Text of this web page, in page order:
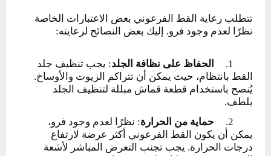
تتطلب رعاية القط الفرعوني بعض الاعتبارات الخاصة
نظرًا لعدم وجود فرو. إليك بعض النصائح لرعايته:
1. الحفاظ على نظافة الجلد: يجب تنظيف جلد
القط بانتظام، حيث يمكن أن تتراكم الزيوت والأوساخ.
يُنصح باستخدام قطعة قماش مبللة لتنظيف الجلد
بلطف.
2.
حماية من الحرارة: نظرًا لعدم وجود فرو،
يمكن أن يكون القط الفرعوني أكثر عرضة لارتفاع
درجات الحرارة. يجب تجنب التعرض المباشر لأشعة